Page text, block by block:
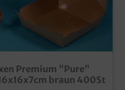
Premium "Pure"
braun 400St